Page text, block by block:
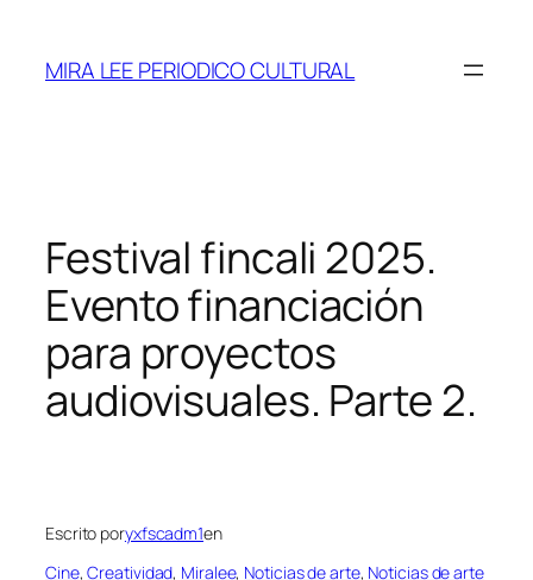
contenido
MIRA LEE PERIODICO CULTURAL
Festival fincali 2025.
Evento financiación
para proyectos
audiovisuales. Parte 2.
Escrito poryxfscadm1en
Cine, Creatividad, Miralee, Noticias de arte, Noticias de arte